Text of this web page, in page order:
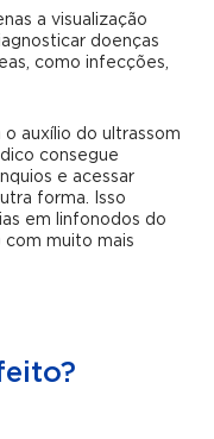
a visualização
doenças
como infecções,
auxílio do ultrassom
consegue
e acessar
forma. Isso
em linfonodos do
muito mais